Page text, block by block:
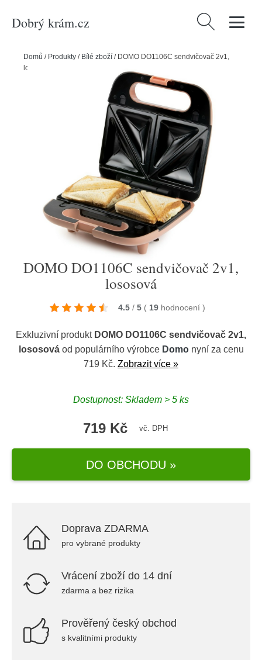
Dobrý krám.cz Vyhledávání
Domů / Produkty / Bílé zboží / DOMO DO1106C sendvičovač 2v1,
lososová
DOMO DO1106C sendvičovač 2v1,
lososová
4.5 / 5 ( 19 hodnocení )
Exkluzivní produkt DOMO DO1106C sendvičovač 2v1,
lososováod populárního výrobce Domonyní za cenu
719 Kč. Zobrazit více »
Dostupnost: Skladem > 5 ks
719 Kč vč. DPH
DO OBCHODU »
Doprava ZDARMA
pro vybrané produkty
Vrácení zboží do 14 dní
zdarma a bez rizika
Prověřený český obchod
s kvalitními produkty